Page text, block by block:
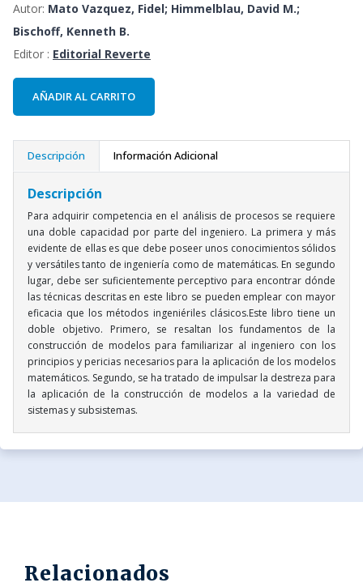
Autor: Mato Vazquez, Fidel; Himmelblau, David M.;
Bischoff, Kenneth B.
Editor : Editorial Reverte
AÑADIR AL CARRITO
Descripción Información Adicional
Descripción
Para adquirir competencia en el análisis de procesos se requiere
una doble capacidad por parte del ingeniero. La primera y más
evidente de ellas es que debe poseer unos conocimientos sólidos
y versátiles tanto de ingeniería como de matemáticas. En segundo
lugar, debe ser suficientemente perceptivo para encontrar dónde
las técnicas descritas en este libro se pueden emplear con mayor
eficacia que los métodos ingeniériles clásicos.Este libro tiene un
doble objetivo. Primero, se resaltan los fundamentos de la
construcción de modelos para familiarizar al ingeniero con los
principios y pericias necesarios para la aplicación de los modelos
matemáticos. Segundo, se ha tratado de impulsar la destreza para
la aplicación de la construcción de modelos a la variedad de
sistemas y subsistemas.
Relacionados